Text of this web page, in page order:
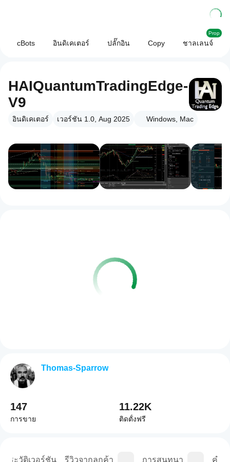
cBots อินดิเคเตอร์ ปลั๊กอิน Copy ชาลเลนจ์
Prop
HAIQuantumTradingEdge-
V9
อินดิเคเตอร์ เวอร์ชัน 1.0, Aug 2025 Windows, Mac
ประวัติเวอร์ชัน รีวิวจากลูกค้า การสนทนา คำถ
Thomas-Sparrow
147
การขาย
11.22K
ติดตั้งฟรี